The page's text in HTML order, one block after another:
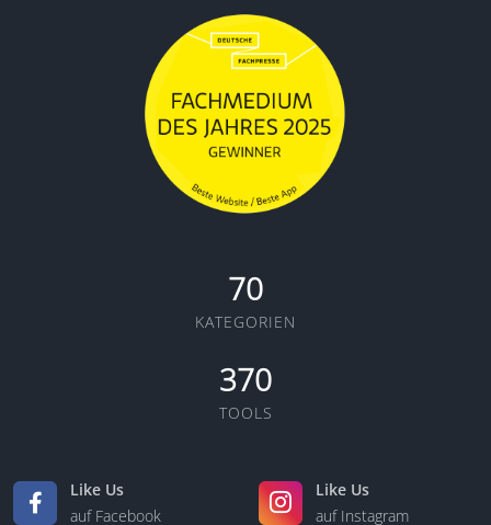
70
KATEGORIEN
370
TOOLS
Like Us
auf Facebook
Like Us
auf Instagram